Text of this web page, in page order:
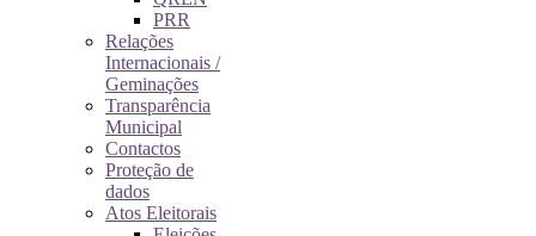
PRR
Relações
Internacionais /
Geminações
Transparência
Municipal
Contactos
Proteção de
dados
Atos Eleitorais